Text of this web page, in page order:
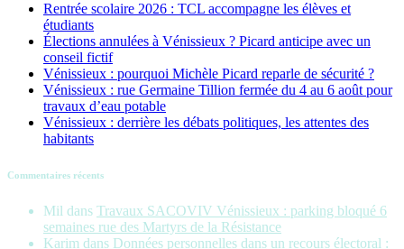
Rentrée scolaire 2026 : TCL accompagne les élèves et
étudiants
Élections annulées à Vénissieux ? Picard anticipe avec un
conseil fictif
Vénissieux : pourquoi Michèle Picard reparle de sécurité ?
Vénissieux : rue Germaine Tillion fermée du 4 au 6 août pour
travaux d’eau potable
Vénissieux : derrière les débats politiques, les attentes des
habitants
Commentaires récents
Mil dans Travaux SACOVIV Vénissieux : parking bloqué 6
semaines rue des Martyrs de la Résistance
Karim dans Données personnelles dans un recours électoral :